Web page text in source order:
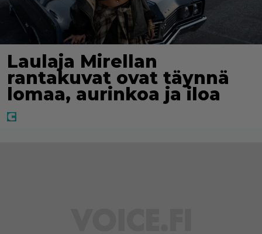
Laulaja Mirellan
rantakuvat ovat täynnä
lomaa, aurinkoa ja iloa